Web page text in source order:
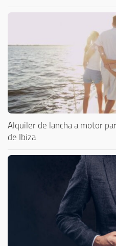
Alquiler de lancha a motor
de Ibiza